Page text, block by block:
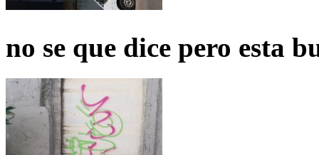
no se que dice pero esta